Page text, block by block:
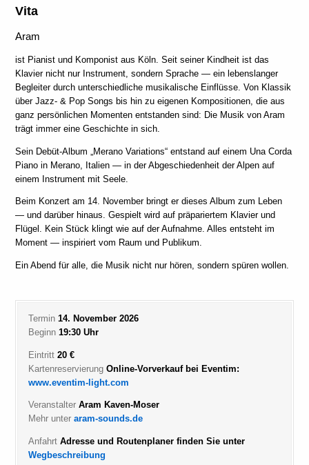
Vita
Aram
ist Pianist und Komponist aus Köln. Seit seiner Kindheit ist das
Klavier nicht nur Instrument, sondern Sprache — ein lebenslanger
Begleiter durch unterschiedliche musikalische Einflüsse. Von Klassik
über Jazz- & Pop Songs bis hin zu eigenen Kompositionen, die aus
ganz persönlichen Momenten entstanden sind: Die Musik von Aram
trägt immer eine Geschichte in sich.
Sein Debüt-Album „Merano Variations“ entstand auf einem Una Corda
Piano in Merano, Italien — in der Abgeschiedenheit der Alpen auf
einem Instrument mit Seele.
Beim Konzert am 14. November bringt er dieses Album zum Leben
— und darüber hinaus. Gespielt wird auf präpariertem Klavier und
Flügel. Kein Stück klingt wie auf der Aufnahme. Alles entsteht im
Moment — inspiriert vom Raum und Publikum.
Ein Abend für alle, die Musik nicht nur hören, sondern spüren wollen.
Termin14. November 2026
Beginn19:30 Uhr
Eintritt20 €
KartenreservierungOnline-Vorverkauf bei Eventim:
www.eventim-light.com
VeranstalterAram Kaven-Moser
Mehr unteraram-sounds.de
AnfahrtAdresse und Routenplaner finden Sie unter
Wegbeschreibung